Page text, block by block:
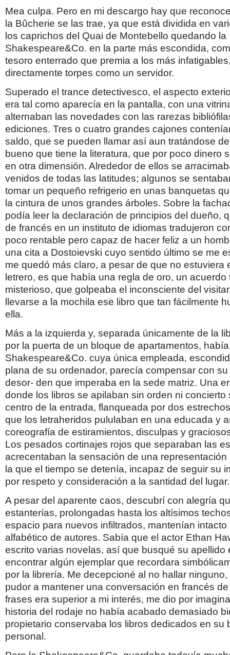
Mea culpa. Pero en mi descargo hay que
la Bûcherie se las trae, ya que está dividida en
los caprichos del Quai de Montebello quedando la
Shakespeare&Co. en la parte más escondida,
tesoro enterrado que premia a los más
directamente torpes como un servidor.
Superado el trance detectivesco, el aspecto
era tal como aparecía en la pantalla, con una
alternaban las novedades con las rarezas
ediciones. Tres o cuatro grandes cajones
saldo, que se pueden llamar así aun tratándose
bueno que tiene la literatura, que por poco dinero
en otra dimensión. Alrededor de ellos se
venidos de todas las latitudes; algunos se
tomar un pequeño refrigerio en unas banquetas
la cintura de unos grandes árboles. Sobre la
podía leer la declaración de principios del dueño,
de francés en un instituto de idiomas tradujeron
poco rentable pero capaz de hacer feliz a un
una cita a Dostoievski cuyo sentido último se me
me quedó más claro, a pesar de que no estuviera
letrero, es que había una regla de oro, un acuerdo
misterioso, que golpeaba el inconsciente del
llevarse a la mochila ese libro que tan fácilmente
ella.
Más a la izquierda y, separada únicamente de la
por la puerta de un bloque de apartamentos,
Shakespeare&Co. cuya única empleada,
plana de su ordenador, parecía compensar con
desor- den que imperaba en la sede matriz. Una
donde los libros se apilaban sin orden ni concierto
centro de la entrada, flanqueada por dos
que los letraheridos pululaban en una educada y
coreografía de estiramientos, disculpas y
Los pesados cortinajes rojos que separaban las
acrecentaban la sensación de una
la que el tiempo se detenía, incapaz de seguir su
por respeto y consideración a la santidad del lugar.
A pesar del aparente caos, descubrí con alegría
estanterías, prolongadas hasta los altísimos
espacio para nuevos infiltrados, mantenían intacto
alfabético de autores. Sabía que el actor Ethan
escrito varias novelas, así que busqué su apellido
encontrar algún ejemplar que recordara
por la librería. Me decepcioné al no hallar
pudor a mantener una conversación en francés
frases era superior a mi interés, me dio por
historia del rodaje no había acabado demasiado
propietario conservaba los libros dedicados en su
personal.